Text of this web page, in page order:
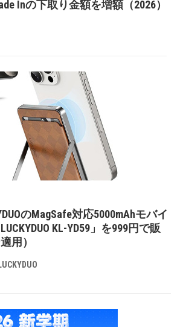
Inの下取り金額を増額（2026）
のMagSafe対応5000mAhモバイ
KL-YD59」を999円で販
用）